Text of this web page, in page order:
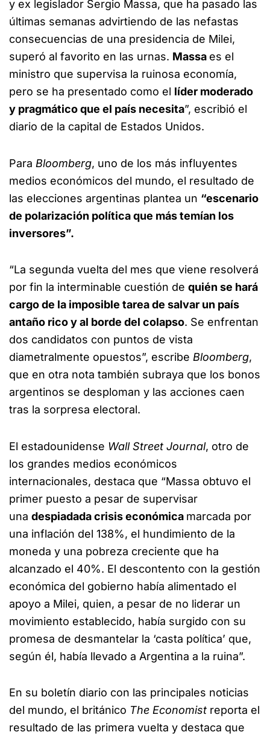
y ex legislador Sergio Massa, que ha pasado las
últimas semanas advirtiendo de las nefastas
consecuencias de una presidencia de Milei,
superó al favorito en las urnas. Massa es el
ministro que supervisa la ruinosa economía,
pero se ha presentado como el líder moderado
y pragmático que el país necesita”, escribió el
diario de la capital de Estados Unidos.
Para Bloomberg, uno de los más influyentes
medios económicos del mundo, el resultado de
las elecciones argentinas plantea un “escenario
de polarización política que más temían los
inversores”.
“La segunda vuelta del mes que viene resolverá
por fin la interminable cuestión de quién se hará
cargo de la imposible tarea de salvar un país
antaño rico y al borde del colapso. Se enfrentan
dos candidatos con puntos de vista
diametralmente opuestos”, escribe Bloomberg,
que en otra nota también subraya que los bonos
argentinos se desploman y las acciones caen
tras la sorpresa electoral.
El estadounidense Wall Street Journal, otro de
los grandes medios económicos
internacionales, destaca que “Massa obtuvo el
primer puesto a pesar de supervisar
una despiadada crisis económica marcada por
una inflación del 138%, el hundimiento de la
moneda y una pobreza creciente que ha
alcanzado el 40%. El descontento con la gestión
económica del gobierno había alimentado el
apoyo a Milei, quien, a pesar de no liderar un
movimiento establecido, había surgido con su
promesa de desmantelar la ‘casta política’ que,
según él, había llevado a Argentina a la ruina”.
En su boletín diario con las principales noticias
del mundo, el británico The Economist reporta el
resultado de las primera vuelta y destaca que